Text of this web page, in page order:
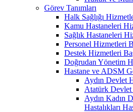
Görev Tanımları
Halk Sağlığı
Kamu Hastaneleri
Sağlık Hastaneleri
Personel Hizmetleri
Destek Hizmetleri
Doğrudan Yönetim
Hastane ve ADSM
Aydın Devlet
Atatürk Devlet
Aydın Kadın
Hastalıkları